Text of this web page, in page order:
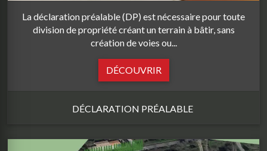
La déclaration préalable (DP) est nécessaire pour toute
division de propriété créant un terrain à bâtir, sans
création de voies ou...
DÉCOUVRIR
DÉCLARATION PRÉALABLE